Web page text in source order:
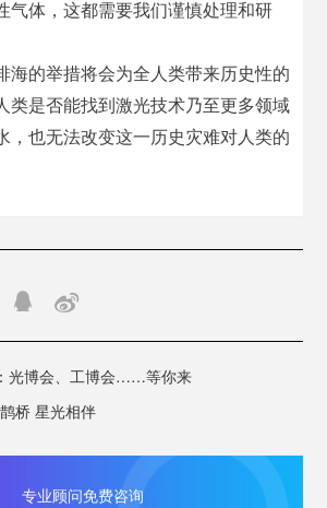
气体，这都需要我们谨慎处理和研
海的举措将会为全人类带来历史性的
类是否能找到激光技术乃至更多领域
，也无法改变这一历史灾难对人类的
光博会、工博会……等你来
桥 星光相伴
专业顾问免费咨询